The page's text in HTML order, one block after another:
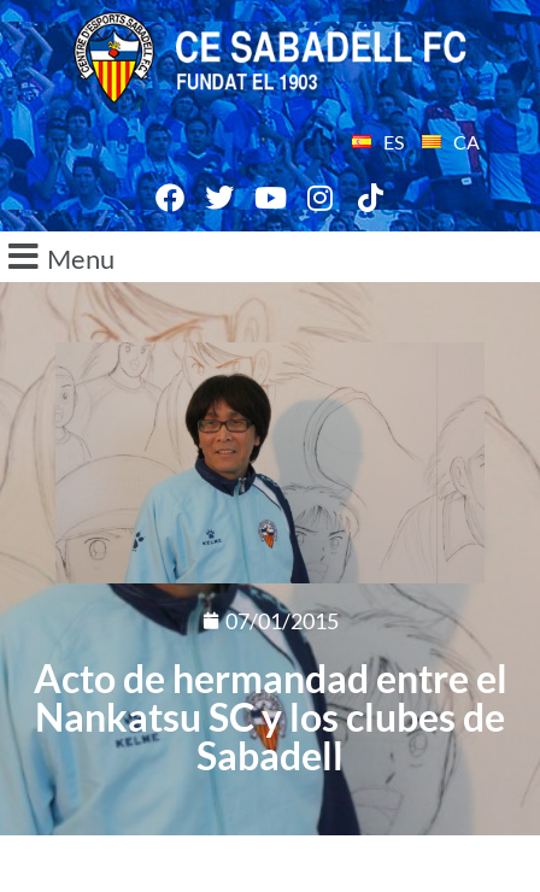
ES CA
Menu
07/01/2015
Acto de hermandad entre el
Nankatsu SC y los clubes de
Sabadell